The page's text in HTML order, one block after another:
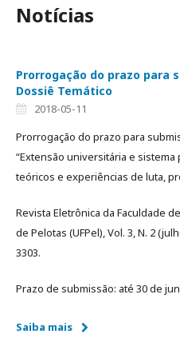
Notícias
Prorrogação do prazo para
Dossiê Temático
2018-05-11
Prorrogação do prazo para
“Extensão universitária e
teóricos e experiências de luta,
Revista Eletrônica da Faculdade
de Pelotas (UFPel), Vol. 3, N. 2
3303.
Prazo de submissão: até 30 de
Saiba mais